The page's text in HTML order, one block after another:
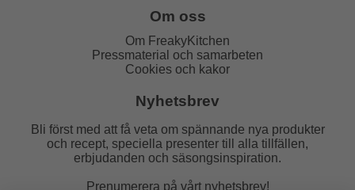
Om oss
Om FreakyKitchen
Pressmaterial och samarbeten
Cookies och kakor
Nyhetsbrev
Bli först med att få veta om spännande nya produkter
och recept, speciella presenter till alla tillfällen,
erbjudanden och säsongsinspiration.
Prenumerera på vårt nyhetsbrev!